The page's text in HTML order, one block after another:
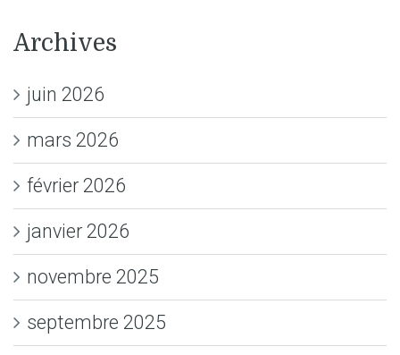
Archives
juin 2026
mars 2026
février 2026
janvier 2026
novembre 2025
septembre 2025